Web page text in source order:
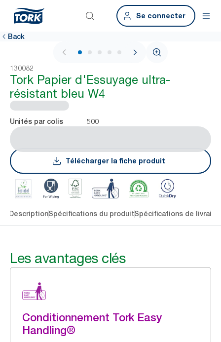
Se connecter
Back
1 / 5
130082
Tork Papier d'Essuyage ultra-
résistant bleu W4
Unités par colis 500
Télécharger la fiche produit
DescriptionSpécifications du produitSpécifications de
Les avantages clés
Conditionnement Tork Easy
Handling®